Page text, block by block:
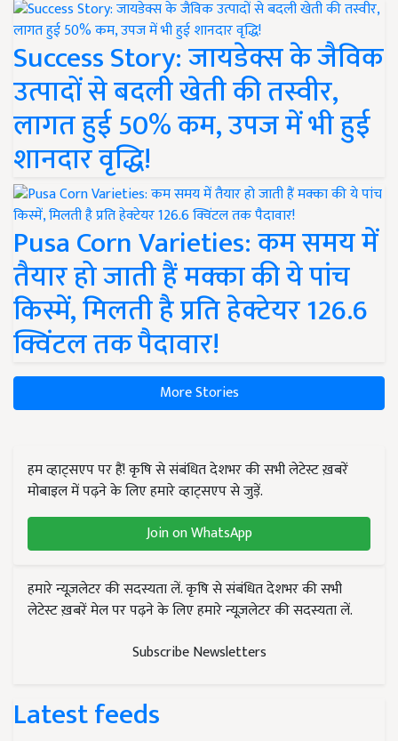
Success Story: जायडेक्स के जैविक
उत्पादों से बदली खेती की तस्वीर,
लागत हुई 50% कम, उपज में भी हुई
शानदार वृद्धि!
Pusa Corn Varieties: कम समय में
तैयार हो जाती हैं मक्का की ये पांच
किस्में, मिलती है प्रति हेक्टेयर 126.6
क्विंटल तक पैदावार!
More Stories
हम व्हाट्सएप पर हैं! कृषि से संबंधित देशभर की सभी लेटेस्ट ख़बरें
मोबाइल में पढ़ने के लिए हमारे व्हाट्सएप से जुड़ें.
Join on WhatsApp
हमारे न्यूज़लेटर की सदस्यता लें. कृषि से संबंधित देशभर की सभी
लेटेस्ट ख़बरें मेल पर पढ़ने के लिए हमारे न्यूज़लेटर की सदस्यता लें.
Subscribe Newsletters
Latest feeds